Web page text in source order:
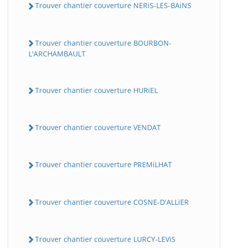
Trouver chantier couverture NERiS-LES-BAiNS
Trouver chantier couverture BOURBON-
L'ARCHAMBAULT
Trouver chantier couverture HURiEL
Trouver chantier couverture VENDAT
Trouver chantier couverture PREMiLHAT
Trouver chantier couverture COSNE-D'ALLiER
Trouver chantier couverture LURCY-LEViS